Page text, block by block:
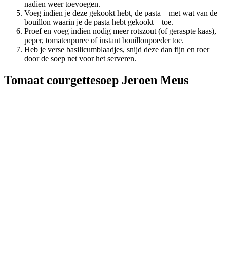
nadien weer toevoegen.
Voeg indien je deze gekookt hebt, de pasta – met wat van de
bouillon waarin je de pasta hebt gekookt – toe.
Proef en voeg indien nodig meer rotszout (of geraspte kaas),
peper, tomatenpuree of instant bouillonpoeder toe.
Heb je verse basilicumblaadjes, snijd deze dan fijn en roer
door de soep net voor het serveren.
Tomaat courgettesoep Jeroen Meus